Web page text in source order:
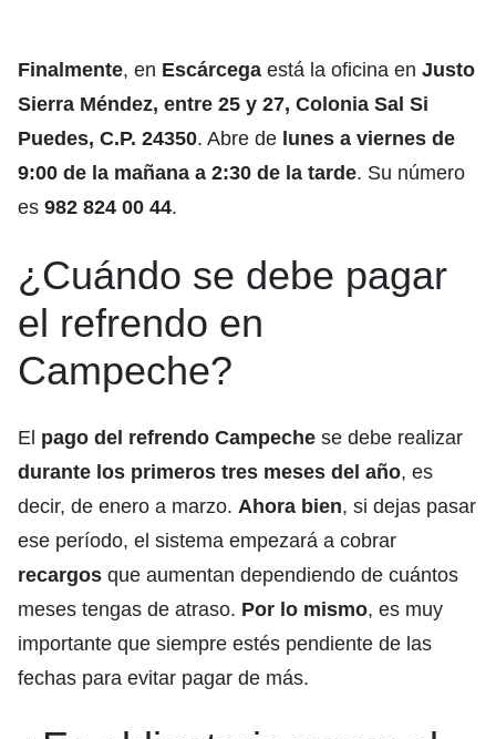
Finalmente, en Escárcega está la oficina en Justo
Sierra Méndez, entre 25 y 27, Colonia Sal Si
Puedes, C.P. 24350. Abre de lunes a viernes de
9:00 de la mañana a 2:30 de la tarde. Su número
es 982 824 00 44.
¿Cuándo se debe pagar
el refrendo en
Campeche?
El pago del refrendo Campeche se debe realizar
durante los primeros tres meses del año, es
decir, de enero a marzo. Ahora bien, si dejas pasar
ese período, el sistema empezará a cobrar
recargos que aumentan dependiendo de cuántos
meses tengas de atraso. Por lo mismo, es muy
importante que siempre estés pendiente de las
fechas para evitar pagar de más.